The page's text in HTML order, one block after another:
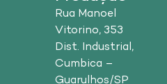
Rua Manoel
Vitorino, 353
Dist. Industrial,
Cumbica –
Guarulhos/SP